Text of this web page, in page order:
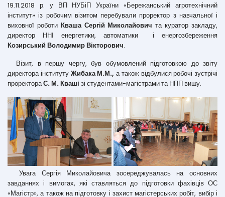
19.11.2018 р. у ВП НУБіП України «Бережанський агротехнічний
інститут» із робочим візитом перебували проректор з навчальної і
виховної роботи Кваша Сергій Миколайович та куратор закладу,
директор ННІ енергетики, автоматики і енергозбереження
Козирський Володимир Вікторович.
Візит, в першу чергу, був обумовлений підготовкою до звіту
директора інституту Жибака М.М., а також відбулися робочі зустрічі
проректораС. М. Кваші зі студентами-магістрами та НПП вишу.
Увага Сергія Миколайовича зосереджувалась на основних
завданнях і вимогах, які ставляться до підготовки фахівців ОС
«Магістр», а також на підготовку і захист магістерських робіт, вибір і